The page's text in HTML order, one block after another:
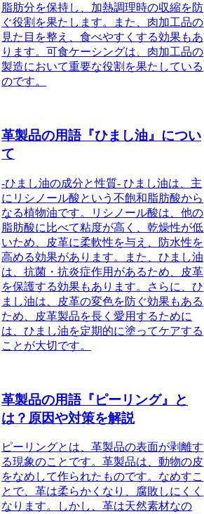
脂肪分を保持し、加熱調理時の収縮を防
ぐ役割を果たします。また、肉加工品の
見た目を整え、食べやすくする効果もあ
ります。可食ケーシングは、肉加工品の
製造において重要な役割を果たしている
のです。
革製品の用語『ひまし油』につい
て
-ひまし油の成分と性質- ひまし油は、主
にリシノール酸という不飽和脂肪酸から
なる植物油です。リシノール酸は、他の
脂肪酸に比べて粘度が高く、乾燥性が低
いため、皮革に柔軟性を与え、防水性を
高める効果があります。また、ひまし油
は、抗菌・抗炎症作用があるため、皮革
を保護する効果もあります。さらに、ひ
まし油は、皮革の変色を防ぐ効果もある
ため、皮革製品を長く愛用するために
は、ひまし油を定期的に塗ってケアする
ことが大切です。
革製品の用語『ピーリング』と
は？原因や対策を解説
ピーリングとは、革製品の表面が剥離す
る現象のことです。革製品は、動物の皮
をなめして作られたものです。なめすこ
とで、革は柔らかくなり、腐敗しにくく
なります。しかし、革は天然素材なの